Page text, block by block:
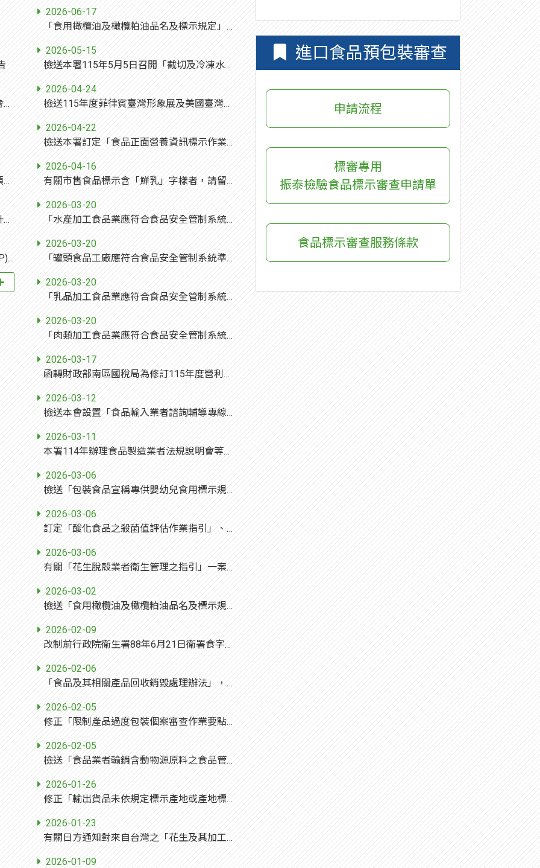
桃園市食品流通商業同業公會籌備會徵求會員入會公告
檢送「列管關注化學物質及其運作管理事項」公告事項第一項附表一、附表二、第二項附表四修正草案公告影本，並附修正草案總說明及修正草案對照表，請查照。
本會為推行商業道德及商場禮貌運動，提升商業信譽與服務品質，特舉辦「優良商號」、「服務優良從業人員」、「績優會務工作人員」及「服務優良秘書長(總幹事)」選拔。請依選拔辦法踴躍舉薦，本會將於本(115)年10月21日(星期三)「慶祝第80屆商人節暨表揚大會」公開表揚，請查照。
「包裝食品正面營養資訊標示作業指引(FoP)」修正草案及「包裝食品宣稱嬰幼兒食品標示規定」草案說明會。
2026-06-17
「食用橄欖油及橄欖粕油品名及標示規定」訂定草案，業經本部於中華民國115年6月12日以衛授食字第1151300507號公告預告，請查照(並轉知所屬)。
2026-05-15
檢送本署115年5月5日召開「截切及冷凍水果碳足跡產品類別規則」草案一版研商會議紀錄1份，請查照。
2026-04-24
檢送115年度菲律賓臺灣形象展及美國臺灣形象展規劃資料(如附件)，敬邀貴單位踴躍報名參展。
2026-04-22
檢送本署訂定「食品正面營養資訊標示作業指引」修正草案1份，請查照並轉知所屬，如有增修建議，請貴單位彙整後於115年5月1日前函復，請查照。
2026-04-16
有關市售食品標示含「鮮乳」字樣者，請留意所使用之品名、內容物等標示之一致性，詳如說明，請查照並轉知所屬。
2026-03-20
「水產加工食品業應符合食品安全管制系統準則之規定」，業經本部於中華民國115年3月17日以衛授食字第1151300241號公告修正發布，請查照並轉知所屬。
2026-03-20
「罐頭食品工廠應符合食品安全管制系統準則之規定」，業經本部於中華民國115年3月17日以衛授食字第1151300205號公告修正發布，名稱並修正為「熱殺菌密閉容器包裝低酸性食品及酸化食品工廠應符合食品安全管制系統準則之規定」，並自即日生效，請查照並轉知所屬。
2026-03-20
「乳品加工食品業應符合食品安全管制系統準則之規定」，業經本部於中華民國115年3月17日以衛授食字第1151300134號公告修正發布，並自即日生效，請查照並轉知所屬。
2026-03-20
「肉類加工食品業應符合食品安全管制系統準則之規定」，業經本部於中華民國115年3月17日以衛授食字第1151300100號公告修正發布，請查照並轉知所屬。
2026-03-17
函轉財政部南區國稅局為修訂115年度營利事業各業所得額暨同業利潤標準，檢附意見調查表格式2紙(如附件)，請貴會暨所屬會員詳實查填，並請於115年4月24日(五)前以電子檔方式彙覆本會，俾利作業，敬請 查照。
2026-03-12
檢送本會設置「食品輸入業者諮詢輔導專線」資訊，提供食品輸入業者相關法規諮詢服務，惠請轉知所屬會員，請查照。
2026-03-11
本署114年辦理食品製造業者法規說明會等相關資料，已置於本署官網(路徑：首頁>業務專區>食品>食品製造業>10衛生法規說明會相關資料)，請協助轉知食品製造業者可上網瀏覽使用，請查照。
2026-03-06
檢送「包裝食品宣稱專供嬰幼兒食用標示規定」草案初稿1份(如附件)，敬請轉知所屬單位或會員，如有增修建議，請 貴單位彙整後於115年3月9日前函復，請查照。
2026-03-06
訂定「酸化食品之殺菌值評估作業指引」、「酸化食品之連續式熱交換殺菌機殺菌功能確效指引」、「酸化食品之調酸作業指引」共3份，請逕至本部食品藥物管理署網站自行下載；另同步廢止109年5月21日衛授食字第1091301176號函訂定之「酸化罐頭食品製造業者自主衛生管理指引」，請查照並轉知所屬。
2026-03-06
有關「花生脫殼業者衛生管理之指引」一案，請轉知所屬至本部食品藥物管理署網站自行下載。
2026-03-02
檢送「食用橄欖油及橄欖粕油品名及標示規定」草案初稿1份，敬請轉知所屬單位或會員，如有 增修建議，請貴單位彙整後於115年3月4日前函覆， 請查照。
2026-02-09
改制前行政院衛生署88年6月21日衛署食字第88036170號公告之「健康食品衛生標準」，自即日停止適用，請查照(並轉知所屬)。
2026-02-06
「食品及其相關產品回收銷毀處理辦法」，業經本部於中華民國115年2月3日以衛授食字第1141302254號令修正發布，請查照並轉知所屬。
2026-02-05
修正「限制產品過度包裝個案審查作業要點」第一點及第三點附件，並自即日生效，請查照。
2026-02-05
檢送「食品業者輸銷含動物源原料之食品管理作業指引」1份，請查照並轉知所屬。
2026-01-26
修正「輸出貨品未依規定標示產地或產地標示不實處分原則」，並自即日生效。
2026-01-23
有關日方通知對來自台灣之「花生及其加工製品」解除命令檢查事，請貴會轉致所屬會員，請查照。
2026-01-09
進口食品預包裝審查
申請流程
標審專用
振泰檢驗食品標示審查申請單
食品標示審查服務條款